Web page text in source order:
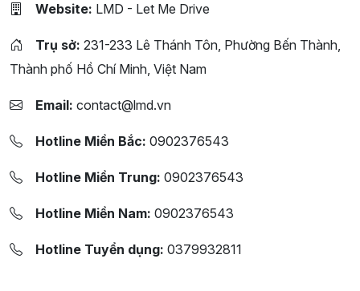
Website: LMD - Let Me Drive
Trụ sở: 231-233 Lê Thánh Tôn, Phường Bến Thành,
Thành phố Hồ Chí Minh, Việt Nam
Email: contact@lmd.vn
Hotline Miền Bắc: 0902376543
Hotline Miền Trung: 0902376543
Hotline Miền Nam: 0902376543
Hotline Tuyển dụng: 0379932811